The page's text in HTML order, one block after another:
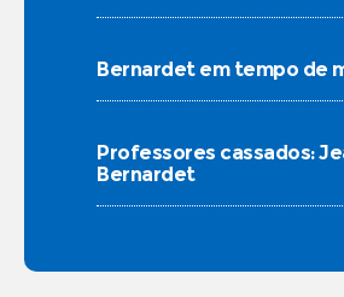
Bernardet em tempo de
Professores cassados:
Bernardet